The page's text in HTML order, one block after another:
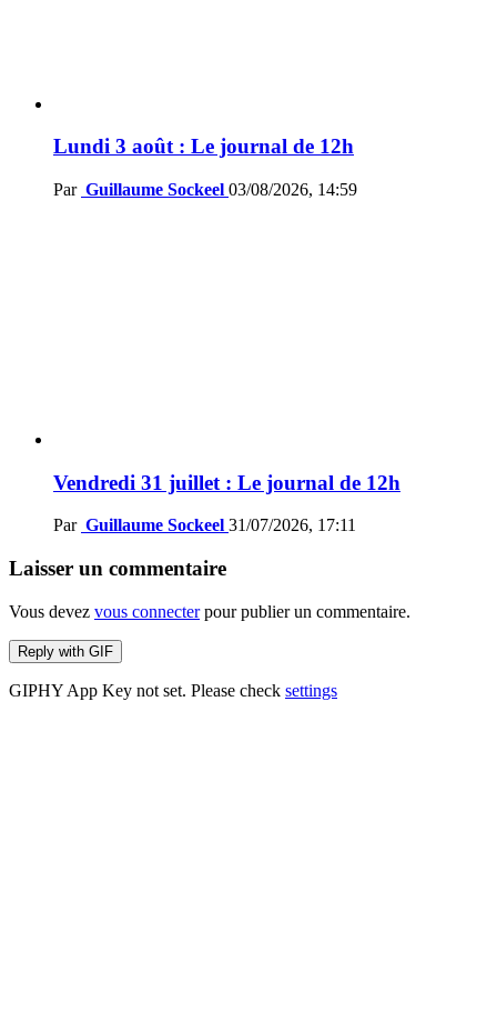
Lundi 3 août : Le journal de 12h
Par Guillaume Sockeel 03/08/2026, 14:59
Vendredi 31 juillet : Le journal de 12h
Par Guillaume Sockeel 31/07/2026, 17:11
Laisser un commentaire
Vous devez vous connecterpour publier un commentaire.
Reply with GIF
GIPHY App Key not set. Please check settings